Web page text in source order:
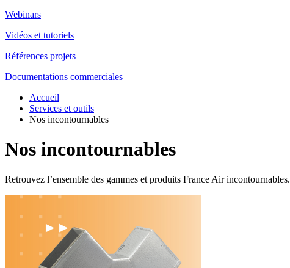
Webinars
Vidéos et tutoriels
Références projets
Documentations commerciales
Accueil
Services et outils
Nos incontournables
Nos incontournables
Retrouvez l’ensemble des gammes et produits France Air incontournables.